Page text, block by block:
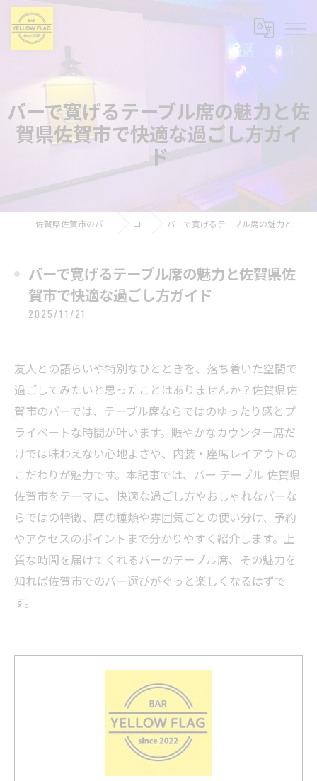
バーで寛げるテーブル席の魅力と佐
賀県佐賀市で快適な過ごし方ガイ
ド
コラム バーで寛げるテーブル席の魅力と佐賀県佐賀市で快適な過ごし方ガイド
バーで寛げるテーブル席の魅力と佐賀県佐
賀市で快適な過ごし方ガイド
2025/11/21
友人との語らいや特別なひとときを、落ち着いた空間で
過ごしてみたいと思ったことはありませんか？佐賀県佐
賀市のバーでは、テーブル席ならではのゆったり感とプ
ライベートな時間が叶います。賑やかなカウンター席だ
けでは味わえない心地よさや、内装・座席レイアウトの
こだわりが魅力です。本記事では、バー テーブル 佐賀県
佐賀市をテーマに、快適な過ごし方やおしゃれなバーな
らではの特徴、席の種類や雰囲気ごとの使い分け、予約
やアクセスのポイントまで分かりやすく紹介します。上
質な時間を届けてくれるバーのテーブル席、その魅力を
知れば佐賀市でのバー選びがぐっと楽しくなるはずで
す。